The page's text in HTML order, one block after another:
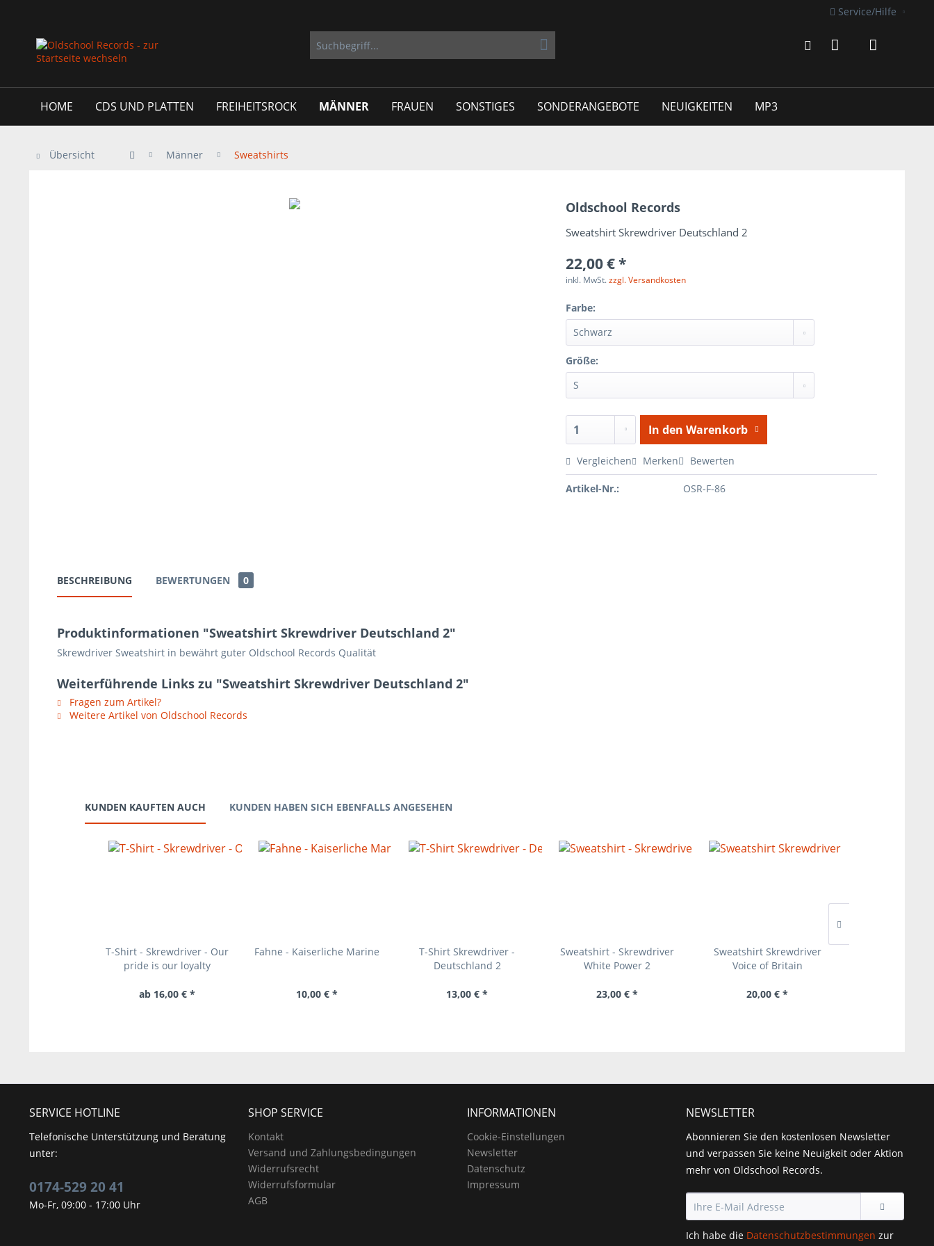
Service/Hilfe
HOME CDS UND PLATTEN FREIHEITSROCK MÄNNER FRAUEN SONSTIGES SONDERANGEBOTE NEUIGKEITEN MP3
Übersicht Männer Sweatshirts
Oldschool Records
Sweatshirt Skrewdriver Deutschland 2
22,00 € *
inkl. MwSt.zzgl. Versandkosten
Farbe:
Größe:
In den Warenkorb
Vergleichen Merken Bewerten
Artikel-Nr.: OSR-F-86
BESCHREIBUNG BEWERTUNGEN 0
Produktinformationen "Sweatshirt Skrewdriver Deutschland 2"
Skrewdriver Sweatshirt in bewährt guter Oldschool Records Qualität
Weiterführende Links zu "Sweatshirt Skrewdriver Deutschland 2"
Fragen zum Artikel?
Weitere Artikel von Oldschool Records
KUNDEN KAUFTEN AUCH KUNDEN HABEN SICH EBENFALLS ANGESEHEN
T-Shirt - Skrewdriver - Our
pride is our loyalty
ab 16,00 € *
Fahne - Kaiserliche Marine
10,00 € *
T-Shirt Skrewdriver -
Deutschland 2
13,00 € *
Sweatshirt - Skrewdriver
White Power 2
23,00 € *
Sweatshirt Skrewdriver
Voice of Britain
20,00 € *
SERVICE HOTLINE
Telefonische Unterstützung und Beratung
unter:
0174-529 20 41
Mo-Fr, 09:00 - 17:00 Uhr
SHOP SERVICE
Kontakt
Versand und Zahlungsbedingungen
Widerrufsrecht
Widerrufsformular
AGB
INFORMATIONEN
Cookie-Einstellungen
Newsletter
Datenschutz
Impressum
NEWSLETTER
Abonnieren Sie den kostenlosen Newsletter
und verpassen Sie keine Neuigkeit oder Aktion
mehr von Oldschool Records.
Ich habe die Datenschutzbestimmungen zur